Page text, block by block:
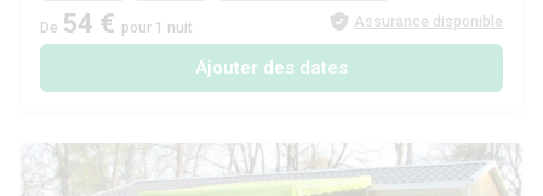
De 54 € pour 1 nuit Assurance disponible
Ajouter des dates